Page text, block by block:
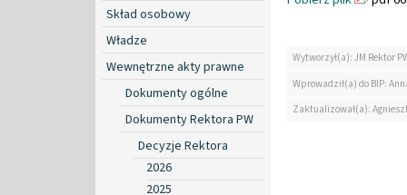
Skład osobowy
Władze
Wewnętrzne akty prawne
Dokumenty ogólne
Dokumenty Rektora PW
Decyzje Rektora
2026
2025
Wytworzył(a): JM Rektor
Wprowadził(a) do BIP:
Zaktualizował(a):